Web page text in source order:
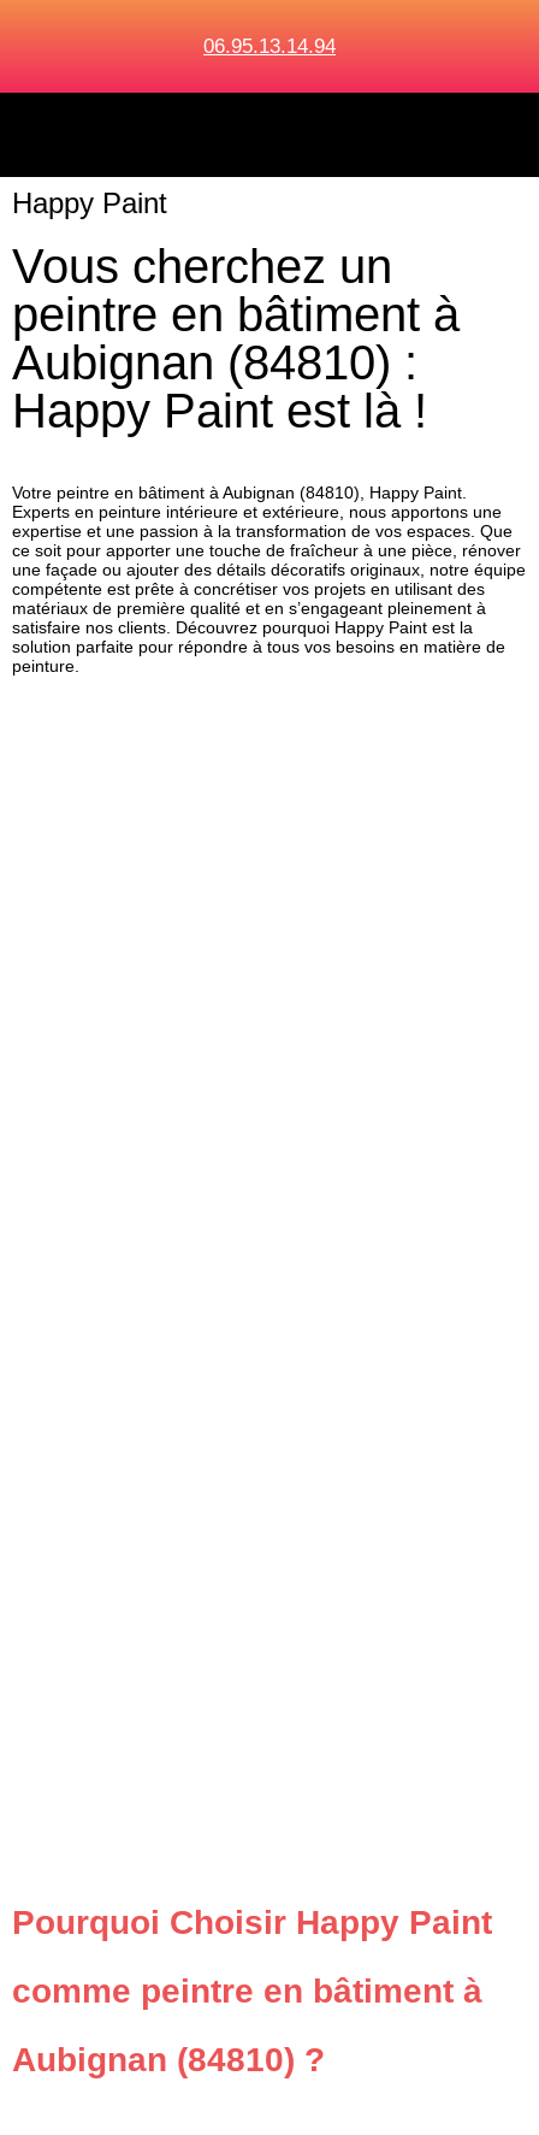
06.95.13.14.94
Happy Paint
Vous cherchez un
peintre en bâtiment à
Aubignan (84810) :
Happy Paint est là !
Votre peintre en bâtiment à Aubignan (84810), Happy Paint.
Experts en peinture intérieure et extérieure, nous apportons une
expertise et une passion à la transformation de vos espaces. Que
ce soit pour apporter une touche de fraîcheur à une pièce, rénover
une façade ou ajouter des détails décoratifs originaux, notre équipe
compétente est prête à concrétiser vos projets en utilisant des
matériaux de première qualité et en s’engageant pleinement à
satisfaire nos clients. Découvrez pourquoi Happy Paint est la
solution parfaite pour répondre à tous vos besoins en matière de
peinture.
Pourquoi Choisir Happy Paint
comme peintre en bâtiment à
Aubignan (84810) ?